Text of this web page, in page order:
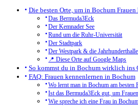
Die besten Orte, um in Bochum
Das Bermuda3Eck
Der Kemnader See
Rund um die Ruhr-Universität
Der Stadtpark
Der Westpark & die Jahrhunderthalle
📍 Diese Orte auf Google Maps
So kommst du in Bochum wirklich ins
FAQ: Frauen kennenlernen in Bochum
Wo lernt man in Bochum am besten
Ist das Bermuda3Eck gut, um
Wie spreche ich eine Frau in